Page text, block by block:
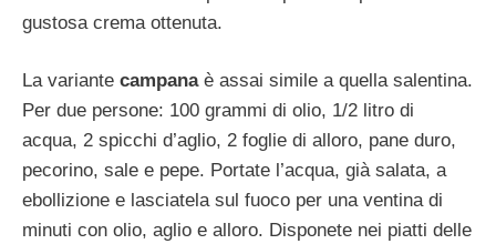
gustosa crema ottenuta.
La variante campana è assai simile a quella salentina.
Per due persone: 100 grammi di olio, 1/2 litro di
acqua, 2 spicchi d’aglio, 2 foglie di alloro, pane duro,
pecorino, sale e pepe. Portate l’acqua, già salata, a
ebollizione e lasciatela sul fuoco per una ventina di
minuti con olio, aglio e alloro. Disponete nei piatti delle